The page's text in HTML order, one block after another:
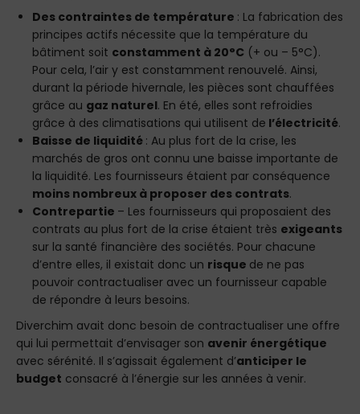
Des contraintes de température : La fabrication des
principes actifs nécessite que la température du
bâtiment soit constamment à 20°C (+ ou – 5°C).
Pour cela, l’air y est constamment renouvelé. Ainsi,
durant la période hivernale, les pièces sont chauffées
grâce au gaz naturel. En été, elles sont refroidies
grâce à des climatisations qui utilisent de l’électricité.
Baisse de liquidité : Au plus fort de la crise, les
marchés de gros ont connu une baisse importante de
la liquidité. Les fournisseurs étaient par conséquence
moins nombreux à proposer des contrats.
Contrepartie – Les fournisseurs qui proposaient des
contrats au plus fort de la crise étaient très exigeants
sur la santé financière des sociétés. Pour chacune
d’entre elles, il existait donc un risque de ne pas
pouvoir contractualiser avec un fournisseur capable
de répondre à leurs besoins.
Diverchim avait donc besoin de contractualiser une offre
qui lui permettait d’envisager son avenir énergétique
avec sérénité. Il s’agissait également d’anticiper le
budget consacré à l’énergie sur les années à venir.